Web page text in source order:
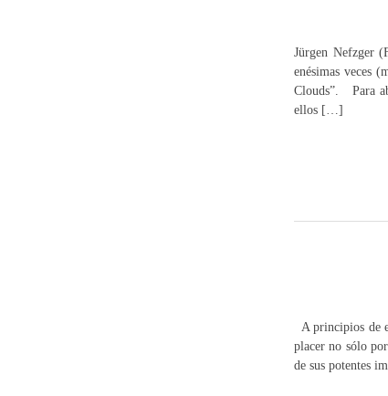
Jürgen Nefzger
enésimas veces
Clouds”. Para
ellos […]
A principios de
placer no sólo
de sus potentes